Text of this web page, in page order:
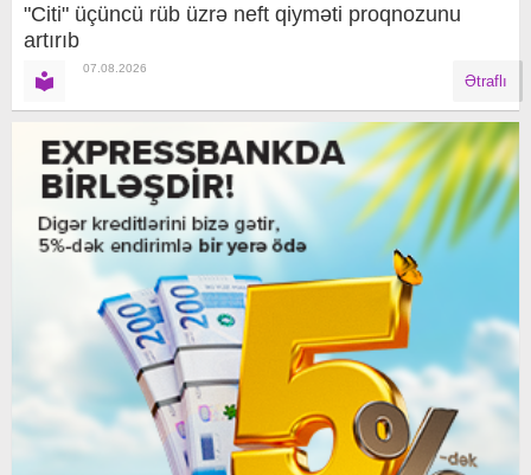
"Citi" üçüncü rüb üzrə neft qiyməti proqnozunu
artırıb
07.08.2026
Ətraflı